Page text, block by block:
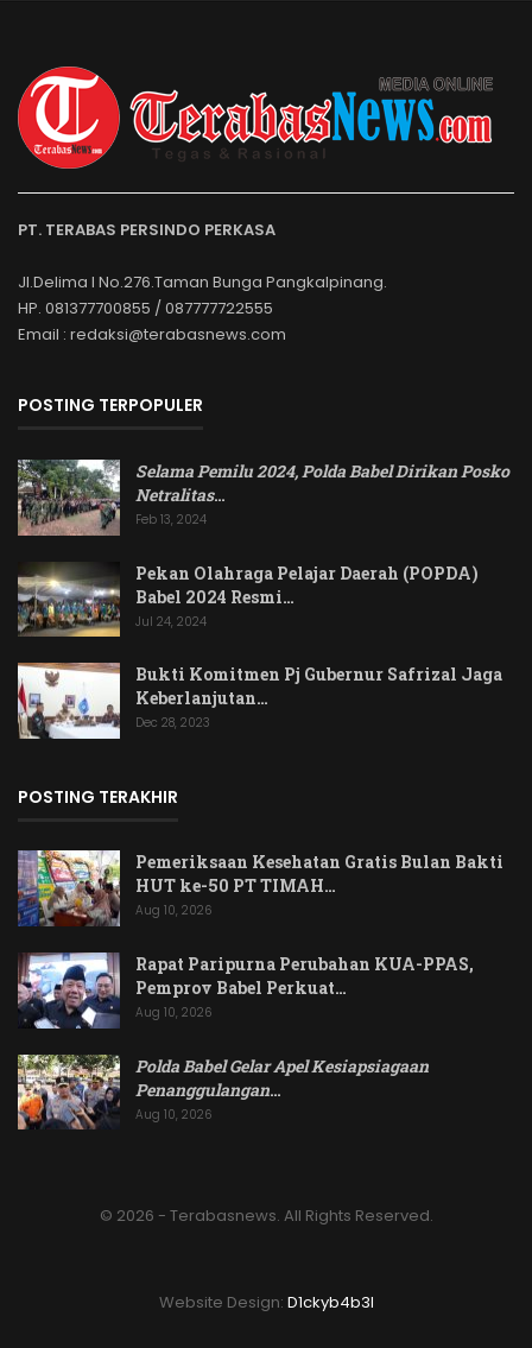
PT. TERABAS PERSINDO PERKASA
Jl.Delima I No.276.Taman Bunga Pangkalpinang.
HP. 081377700855 / 087777722555
Email : redaksi@terabasnews.com
POSTING TERPOPULER
Selama Pemilu 2024, Polda Babel Dirikan Posko
Netralitas…
Feb 13, 2024
Pekan Olahraga Pelajar Daerah (POPDA)
Babel 2024 Resmi…
Jul 24, 2024
Bukti Komitmen Pj Gubernur Safrizal Jaga
Keberlanjutan…
Dec 28, 2023
POSTING TERAKHIR
Pemeriksaan Kesehatan Gratis Bulan Bakti
HUT ke-50 PT TIMAH…
Aug 10, 2026
Rapat Paripurna Perubahan KUA-PPAS,
Pemprov Babel Perkuat…
Aug 10, 2026
Polda Babel Gelar Apel Kesiapsiagaan
Penanggulangan…
Aug 10, 2026
© 2026 - Terabasnews. All Rights Reserved.
Website Design: D1ckyb4b3l